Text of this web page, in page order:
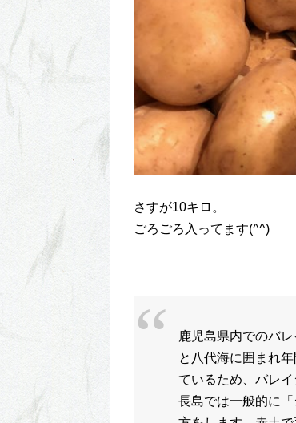
さすが10キロ。
ごろごろ入ってます(^^)
鹿児島県内でのバ
と八代海に囲まれ
ているため、バレイ
長島では一般的に